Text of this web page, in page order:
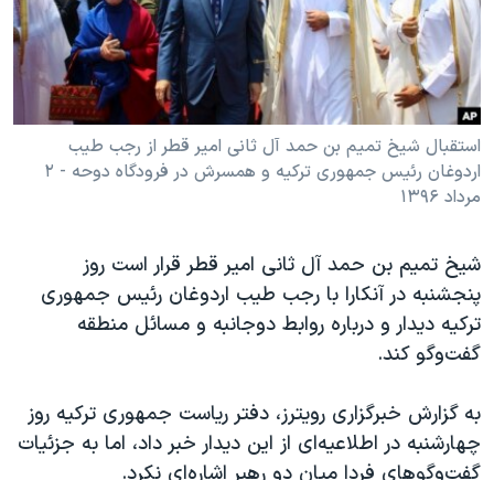
فرهنگ و زندگی
حقوق شهروندی
اقتصادی
علم و فناوری
اسرائیل در جنگ
آرشیو پخش زنده
مستندها
انتخابات ریاست جمهوری آمریکا ۲۰۲۴
حمله جمهوری اسلامی به اسرائیل
رمز مهسا
ورزش زنان در ایران
مجموعه مستندهای دادخواهی
تریبونال مردمی آبان ۹۸
دادگاه حمید نوری
قانون شفافیت دارائی کادر رهبری ایران
اعتراضات مردمی آبان ۹۸
دنبال کنید
زبانهای مختلف
استقبال شیخ تمیم بن حمد آل ثانی امیر قطر از رجب طیب
اردوغان رئیس جمهوری ترکیه و همسرش در فرودگاه دوحه - ۲
مرداد ۱۳۹۶
شیخ تمیم بن حمد آل ثانی امیر قطر قرار است روز
پنجشنبه در آنکارا با رجب طیب اردوغان رئیس جمهوری
ترکیه دیدار و درباره روابط دوجانبه و مسائل منطقه‌
گفت‌وگو کند.
به گزارش خبرگزاری رویترز، دفتر ریاست جمهوری ترکیه روز
چهارشنبه در اطلاعیه‌ای از این دیدار خبر داد، اما به جزئیات